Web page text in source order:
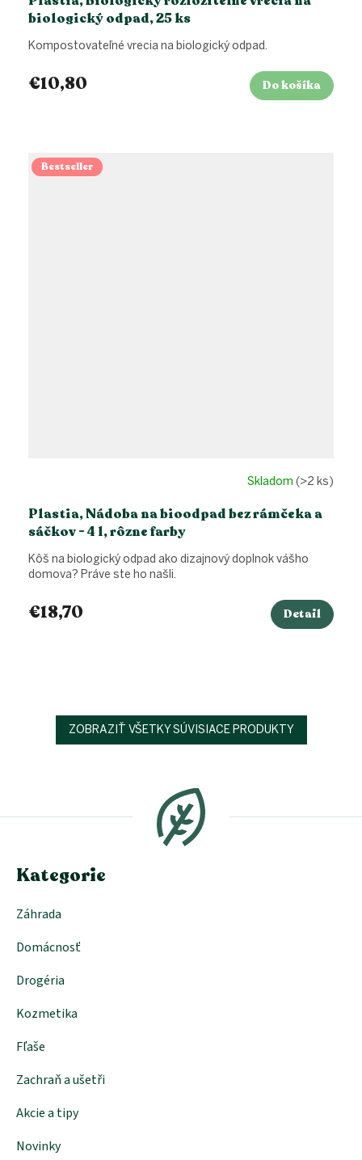
biologický odpad, 25 ks
€10,80 Do košíka
Kompostovateľné vrecia na biologický odpad.
Bestseller
Plastia, Nádoba na bioodpad bez rámčeka a
sáčkov - 4 l, rôzne farby
Skladom (>2 ks)
€18,70 Detail
Kôš na biologický odpad ako dizajnový doplnok vášho
domova? Práve ste ho našli.
ZOBRAZIŤ VŠETKY SÚVISIACE PRODUKTY
ä
Kategorie
Záhrada
Domácnosť
Drogéria
Kozmetika
Fľaše
Zachraň a ušetři
Akcie a tipy
Novinky